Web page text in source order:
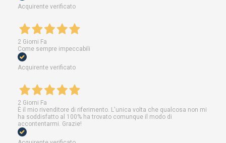
Acquirente verificato
2 Giorni Fa
Come sempre impeccabili
Acquirente verificato
2 Giorni Fa
È il mio rivenditore di riferimento. L'unica volta che qualcosa non mi
ha soddisfatto al 100% ha trovato comunque il modo di
accontentarmi. Grazie!